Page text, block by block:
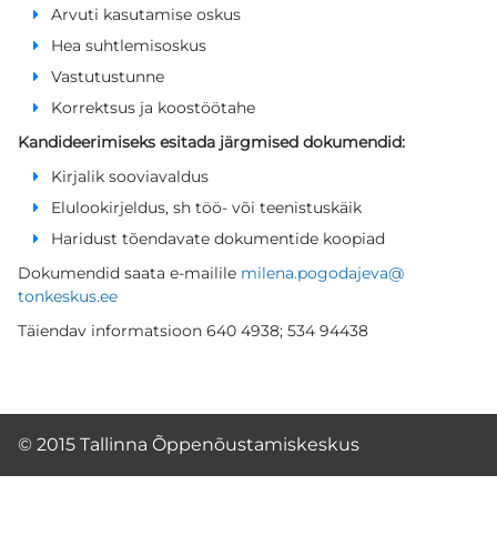
EKSPERTIDE MEESKOND
REGISTREERIMINE KOOLIDELE
Registreeru
Arvuti kasutamise oskus
Hea suhtlemisoskus
Vastutustunne
Korrektsus ja koostöötahe
Kandideerimiseks esitada järgmised dokumendid:
Kirjalik sooviavaldus
Elulookirjeldus, sh töö- või teenistuskäik
Haridust tõendavate dokumentide koopiad
Dokumendid saata e-mailile milena.pogodajeva@
tonkeskus.ee
Täiendav informatsioon 640 4938; 534 94438
© 2015 Tallinna Õppenõustamiskeskus